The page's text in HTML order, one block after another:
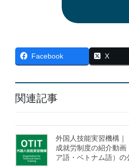
Facebook X
関連記事
外国人技能実習機構
成就労制度の紹介動
ア語・ベトナム語）の